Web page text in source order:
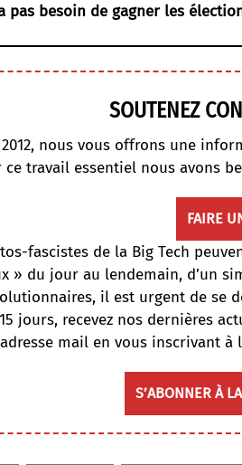
pas besoin de gagner les
SOUTENEZ
nous vous offrons une
travail essentiel nous avons
FAIRE
fascistes de la Big Tech
» du jour au lendemain, d’un
il est urgent de se
jours, recevez nos dernières
adresse mail en vous inscrivant à
S’ABONNER À